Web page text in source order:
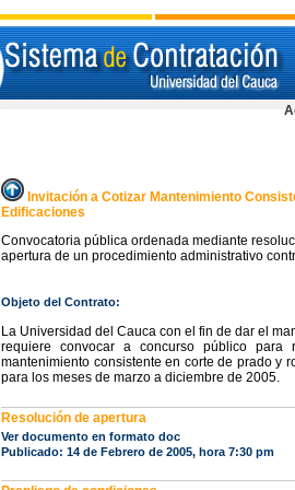
Invitación a Cotizar Mantenimiento
Edificaciones
Convocatoria pública ordenada mediante
apertura de un procedimiento administrativo
Objeto del Contrato:
La Universidad del Cauca con el fin de dar el
requiere convocar a concurso público
mantenimiento consistente en corte de prado y
para los meses de marzo a diciembre de 2005.
Resolución de apertura
Ver documento en formato doc
Publicado: 14 de Febrero de 2005, hora 7:30 pm